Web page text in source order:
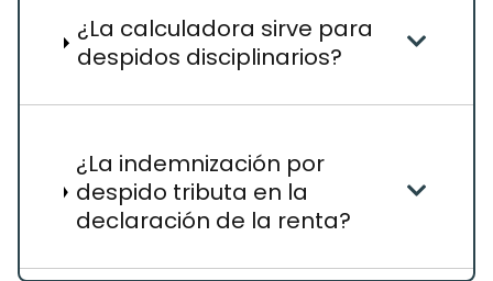
¿La calculadora sirve para
despidos disciplinarios?
¿La indemnización por
despido tributa en la
declaración de la renta?